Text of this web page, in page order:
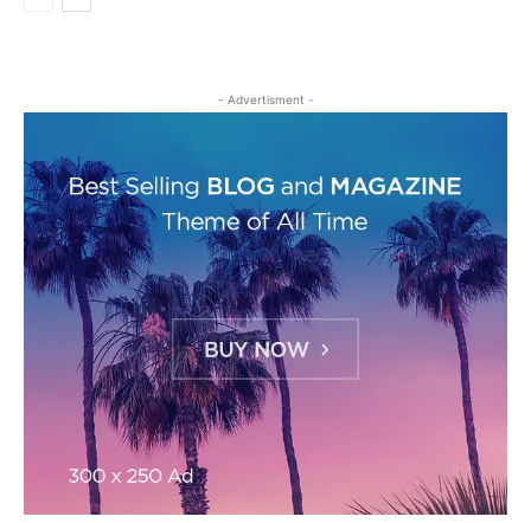
- Advertisment -